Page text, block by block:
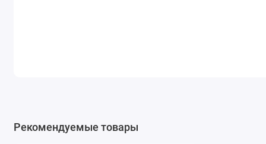
Рекомендуемые товары